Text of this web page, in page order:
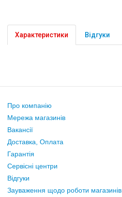
Характеристики Відгуки
Про компанію
Мережа магазинів
Вакансії
Доставка, Оплата
Гарантія
Сервісні центри
Відгуки
Зауваження щодо роботи магазинів